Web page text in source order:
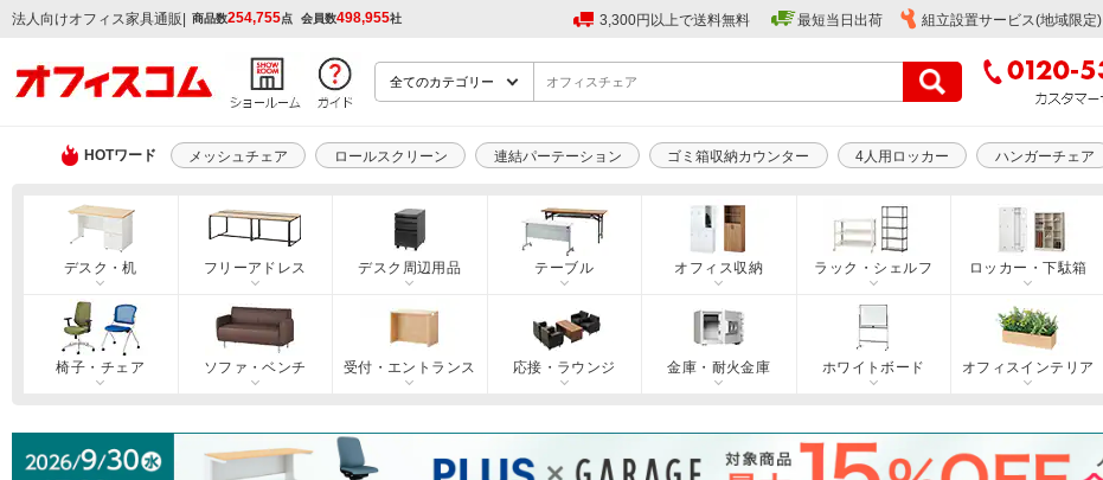
法人向けオフィス家具通販 | 商品数254,755点 会員数498,955社 3,300円以上で送料無料 最短当日出荷 組立設置サービス(地域限定)
HOTワード メッシュチェア ロールスクリーン 連結パーテーション ゴミ箱収納カウンター 4人用ロッカー ハンガーチェア
デスク・机 フリーアドレス デスク周辺用品 テーブル オフィス収納 ラック・シェルフ ロッカー・下駄箱
椅子・チェア ソファ・ベンチ 受付・エントランス 応接・ラウンジ 金庫・耐火金庫 ホワイトボード オフィスインテリア